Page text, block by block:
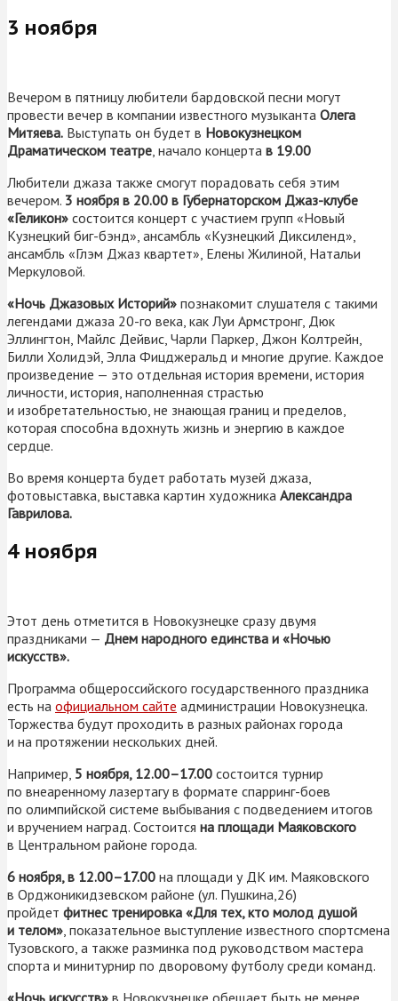
3 ноября
Вечером в пятницу любители бардовской песни могут
провести вечер в компании известного музыканта Олега
Митяева. Выступать он будет в Новокузнецком
Драматическом театре, начало концерта в 19.00
Любители джаза также смогут порадовать себя этим
вечером. 3 ноября в 20.00 в Губернаторском Джаз-клубе
«Геликон» состоится концерт с участием групп «Новый
Кузнецкий биг-бэнд», ансамбль «Кузнецкий Диксиленд»,
ансамбль «Глэм Джаз квартет», Елены Жилиной, Натальи
Меркуловой.
«Ночь Джазовых Историй» познакомит слушателя с такими
легендами джаза 20-го века, как Луи Армстронг, Дюк
Эллингтон, Майлс Дейвис, Чарли Паркер, Джон Колтрейн,
Билли Холидэй, Элла Фицджеральд и многие другие. Каждое
произведение — это отдельная история времени, история
личности, история, наполненная страстью
и изобретательностью, не знающая границ и пределов,
которая способна вдохнуть жизнь и энергию в каждое
сердце.
Во время концерта будет работать музей джаза,
фотовыставка, выставка картин художника Александра
Гаврилова.
4 ноября
Этот день отметится в Новокузнецке сразу двумя
праздниками — Днем народного единства и «Ночью
искусств».
Программа общероссийского государственного праздника
есть на официальном сайте администрации Новокузнецка.
Торжества будут проходить в разных районах города
и на протяжении нескольких дней.
Например, 5 ноября, 12.00–17.00 состоится турнир
по внеаренному лазертагу в формате спарринг-боев
по олимпийской системе выбывания с подведением итогов
и вручением наград. Состоится на площади Маяковского
в Центральном районе города.
6 ноября, в 12.00–17.00 на площади у ДК им. Маяковского
в Орджоникидзевском районе (ул. Пушкина,26)
пройдет фитнес тренировка «Для тех, кто молод душой
и телом» , показательное выступление известного спортсмена
Тузовского, а также разминка под руководством мастера
спорта и минитурнир по дворовому футболу среди команд.
«Ночь искусств» в Новокузнецке обещает быть не менее